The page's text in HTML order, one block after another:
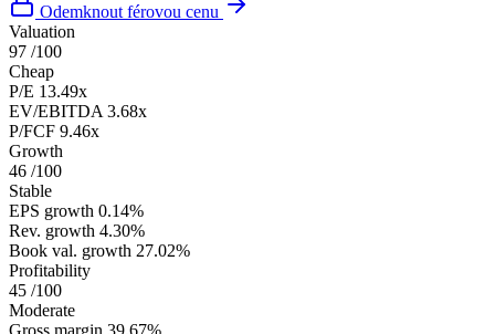
Odemknout férovou cenu
Valuation
97 /100
Cheap
P/E 13.49x
EV/EBITDA 3.68x
P/FCF 9.46x
Growth
46 /100
Stable
EPS growth 0.14%
Rev. growth 4.30%
Book val. growth 27.02%
Profitability
45 /100
Moderate
Gross margin 39.67%